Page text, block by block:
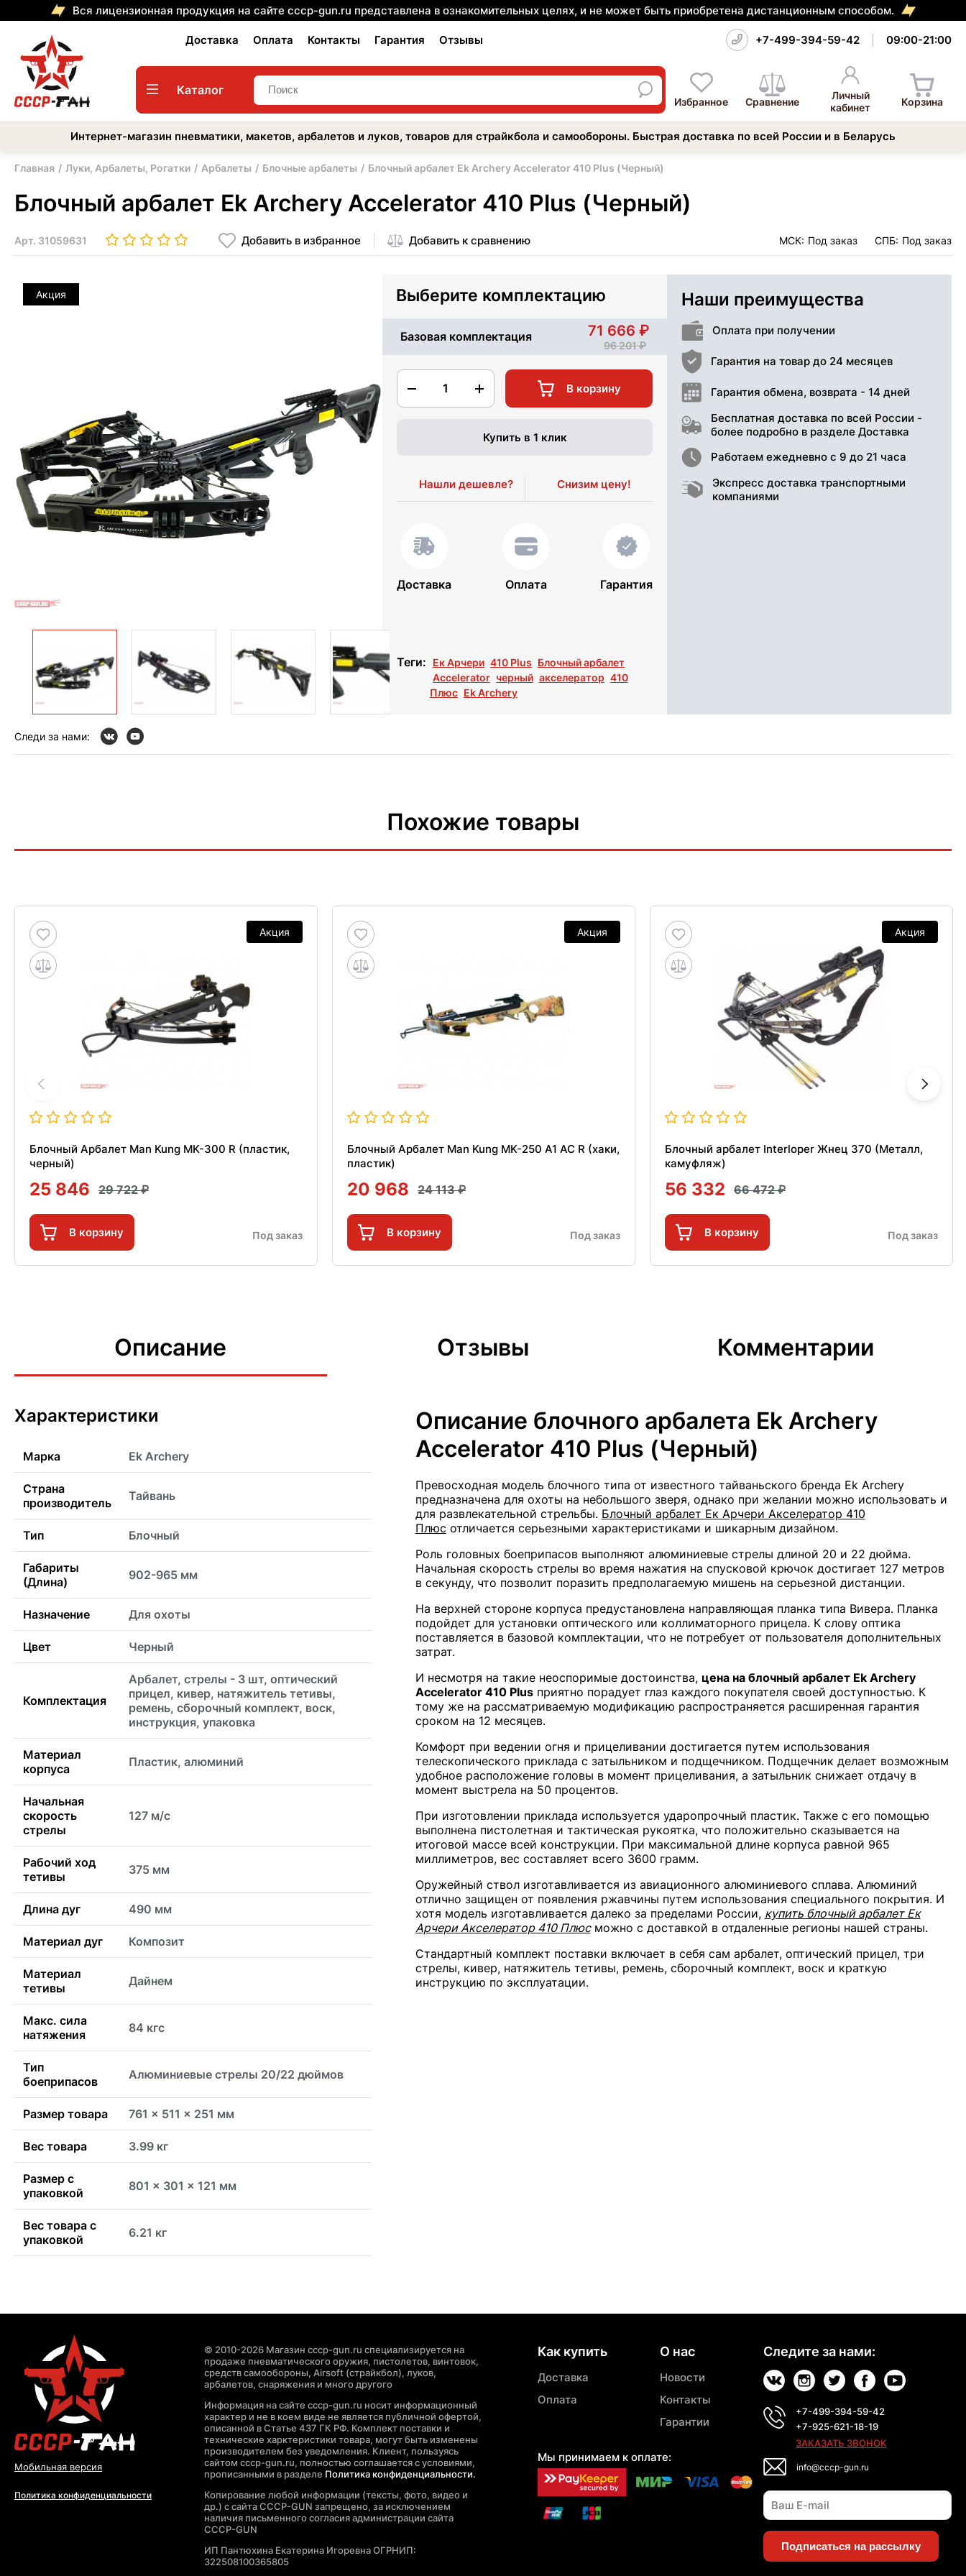
Вся лицензионная продукция на сайте cccp-gun.ru представлена в ознакомительных целях, и не может быть приобретена дистанционным способом.
Доставка Оплата Контакты Гарантия Отзывы +7-499-394-59-42 09:00-21:00
Каталог
Избранное Сравнение
Личный
кабинет
Корзина
Интернет-магазин пневматики, макетов, арбалетов и луков, товаров для страйкбола и самообороны. Быстрая доставка по всей России и в Беларусь
Главная Луки, Арбалеты, Рогатки Арбалеты Блочные арбалеты Блочный арбалет Еk Archery Accelerator 410 Plus (Черный)
Блочный арбалет Еk Archery Accelerator 410 Plus (Черный)
Арт. 31059631 Добавить в избранное Добавить к сравнению МСК: Под заказ СПБ: Под заказ
Акция Выберите комплектацию
Базовая комплектация 71 666
96 201
1 В корзину
Купить в 1 клик
Нашли дешевле? Снизим цену!
Доставка Оплата Гарантия
Теги: Ек Арчери 410 Plus Блочный арбалет
Accelerator черный акселератор 410
Плюс Еk Archery
Наши преимущества
Оплата при получении
Гарантия на товар до 24 месяцев
Гарантия обмена, возврата - 14 дней
Бесплатная доставка по всей России -
более подробно в разделе Доставка
Работаем ежедневно с 9 до 21 часа
Экспресс доставка транспортными
компаниями
Следи за нами:
Похожие товары
Акция
Блочный Арбалет Man Kung MK-300 R (пластик,
черный)
25 846 29 722
В корзину Под заказ
Акция
Блочный Арбалет Man Kung MK-250 A1 AC R (хаки,
пластик)
20 968 24 113
В корзину Под заказ
Акция
Блочный арбалет Interloper Жнец 370 (Металл,
камуфляж)
56 332 66 472
В корзину Под заказ
Описание Отзывы Комментарии
Характеристики
Марка Ek Archery
Страна
производитель
Тайвань
Тип Блочный
Габариты
(Длина)
902-965 мм
Назначение Для охоты
Цвет Черный
Комплектация
Арбалет, стрелы - 3 шт, оптический
прицел, кивер, натяжитель тетивы,
ремень, сборочный комплект, воск,
инструкция, упаковка
Материал
корпуса
Пластик, алюминий
Начальная
скорость
стрелы
127 м/с
Рабочий ход
тетивы
375 мм
Длина дуг 490 мм
Материал дуг Композит
Материал
тетивы
Дайнем
Макс. сила
натяжения
84 кгс
Тип
боеприпасов
Алюминиевые стрелы 20/22 дюймов
Размер товара 761 x 511 x 251 мм
Вес товара 3.99 кг
Размер с
упаковкой
801 x 301 x 121 мм
Вес товара с
упаковкой
6.21 кг
Описание блочного арбалета Еk Archery
Accelerator 410 Plus (Черный)
Превосходная модель блочного типа от известного тайваньского бренда Еk Archery
предназначена для охоты на небольшого зверя, однако при желании можно использовать и
для развлекательной стрельбы. Блочный арбалет Ек Арчери Акселератор 410
Плюс отличается серьезными характеристиками и шикарным дизайном.
Роль головных боеприпасов выполняют алюминиевые стрелы длиной 20 и 22 дюйма.
Начальная скорость стрелы во время нажатия на спусковой крючок достигает 127 метров
в секунду, что позволит поразить предполагаемую мишень на серьезной дистанции.
На верхней стороне корпуса предустановлена направляющая планка типа Вивера. Планка
подойдет для установки оптического или коллиматорного прицела. К слову оптика
поставляется в базовой комплектации, что не потребует от пользователя дополнительных
затрат.
И несмотря на такие неоспоримые достоинства, цена на блочный арбалет Еk Archery
Accelerator 410 Plusприятно порадует глаз каждого покупателя своей доступностью. К
тому же на рассматриваемую модификацию распространяется расширенная гарантия
сроком на 12 месяцев.
Комфорт при ведении огня и прицеливании достигается путем использования
телескопического приклада с затыльником и подщечником. Подщечник делает возможным
удобное расположение головы в момент прицеливания, а затыльник снижает отдачу в
момент выстрела на 50 процентов.
При изготовлении приклада используется ударопрочный пластик. Также с его помощью
выполнена пистолетная и тактическая рукоятка, что положительно сказывается на
итоговой массе всей конструкции. При максимальной длине корпуса равной 965
миллиметров, вес составляет всего 3600 грамм.
Оружейный ствол изготавливается из авиационного алюминиевого сплава. Алюминий
отлично защищен от появления ржавчины путем использования специального покрытия. И
хотя модель изготавливается далеко за пределами России, купить блочный арбалет Ек
Арчери Акселератор 410 Плюсможно с доставкой в отдаленные регионы нашей страны.
Стандартный комплект поставки включает в себя сам арбалет, оптический прицел, три
стрелы, кивер, натяжитель тетивы, ремень, сборочный комплект, воск и краткую
инструкцию по эксплуатации.
Мобильная версия
Политика конфиденциальности
© 2010-2026 Магазин cccp-gun.ru специализируется на
продаже пневматического оружия, пистолетов, винтовок,
средств самообороны, Airsoft (страйкбол), луков,
арбалетов, снаряжения и много другого
Информация на сайте cccp-gun.ru носит информационный
характер и не в коем виде не является публичной офертой,
описанной в Статье 437 ГК РФ. Комплект поставки и
технические харктеристики товара, могут быть изменены
производителем без уведомления. Клиент, пользуясь
сайтом cccp-gun.ru, полностью соглашается с условиями,
прописанными в разделе Политика конфиденциальности.
Копирование любой информации (тексты, фото, видео и
др.) с сайта CCCP-GUN запрещено, за исключением
наличия письменного согласия администрации сайта
CCCP-GUN
ИП Пантюхина Екатерина Игоревна ОГРНИП:
322508100365805
Как купить
Доставка
Оплата
Мы принимаем к оплате:
О нас
Новости
Контакты
Гарантии
Следите за нами:
+7-499-394-59-42
+7-925-621-18-19
ЗАКАЗАТЬ ЗВОНОК
info@cccp-gun.ru
Подписаться на рассылку